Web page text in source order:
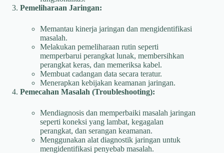
Pemeliharaan Jaringan:
Memantau kinerja jaringan dan mengidentifikasi
masalah.
Melakukan pemeliharaan rutin seperti
memperbarui perangkat lunak, membersihkan
perangkat keras, dan memeriksa kabel.
Membuat cadangan data secara teratur.
Menerapkan kebijakan keamanan jaringan.
Pemecahan Masalah (Troubleshooting):
Mendiagnosis dan memperbaiki masalah jaringan
seperti koneksi yang lambat, kegagalan
perangkat, dan serangan keamanan.
Menggunakan alat diagnostik jaringan untuk
mengidentifikasi penyebab masalah.